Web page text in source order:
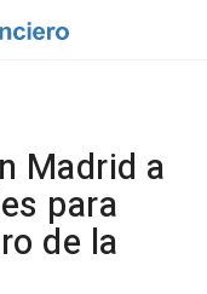
Madrid a
para
de la